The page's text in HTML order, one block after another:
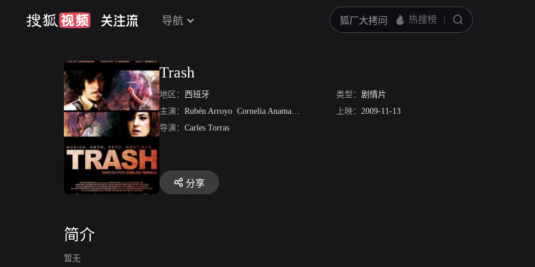
导航
Trash
地区： 西班牙 类型： 剧情片
主演： Rubén Arroyo Cornelia Anamaria Alexe Radu Banzaru Ludmila Blecu
上映： 2009-11-13
导演： Carles Torras
分享
简介
暂无